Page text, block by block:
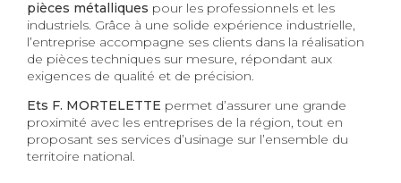
pièces métalliques pour les professionnels et les
industriels. Grâce à une solide expérience industrielle,
l’entreprise accompagne ses clients dans la réalisation
de pièces techniques sur mesure, répondant aux
exigences de qualité et de précision.
Ets F. MORTELETTE permet d’assurer une grande
proximité avec les entreprises de la région, tout en
proposant ses services d’usinage sur l’ensemble du
territoire national.